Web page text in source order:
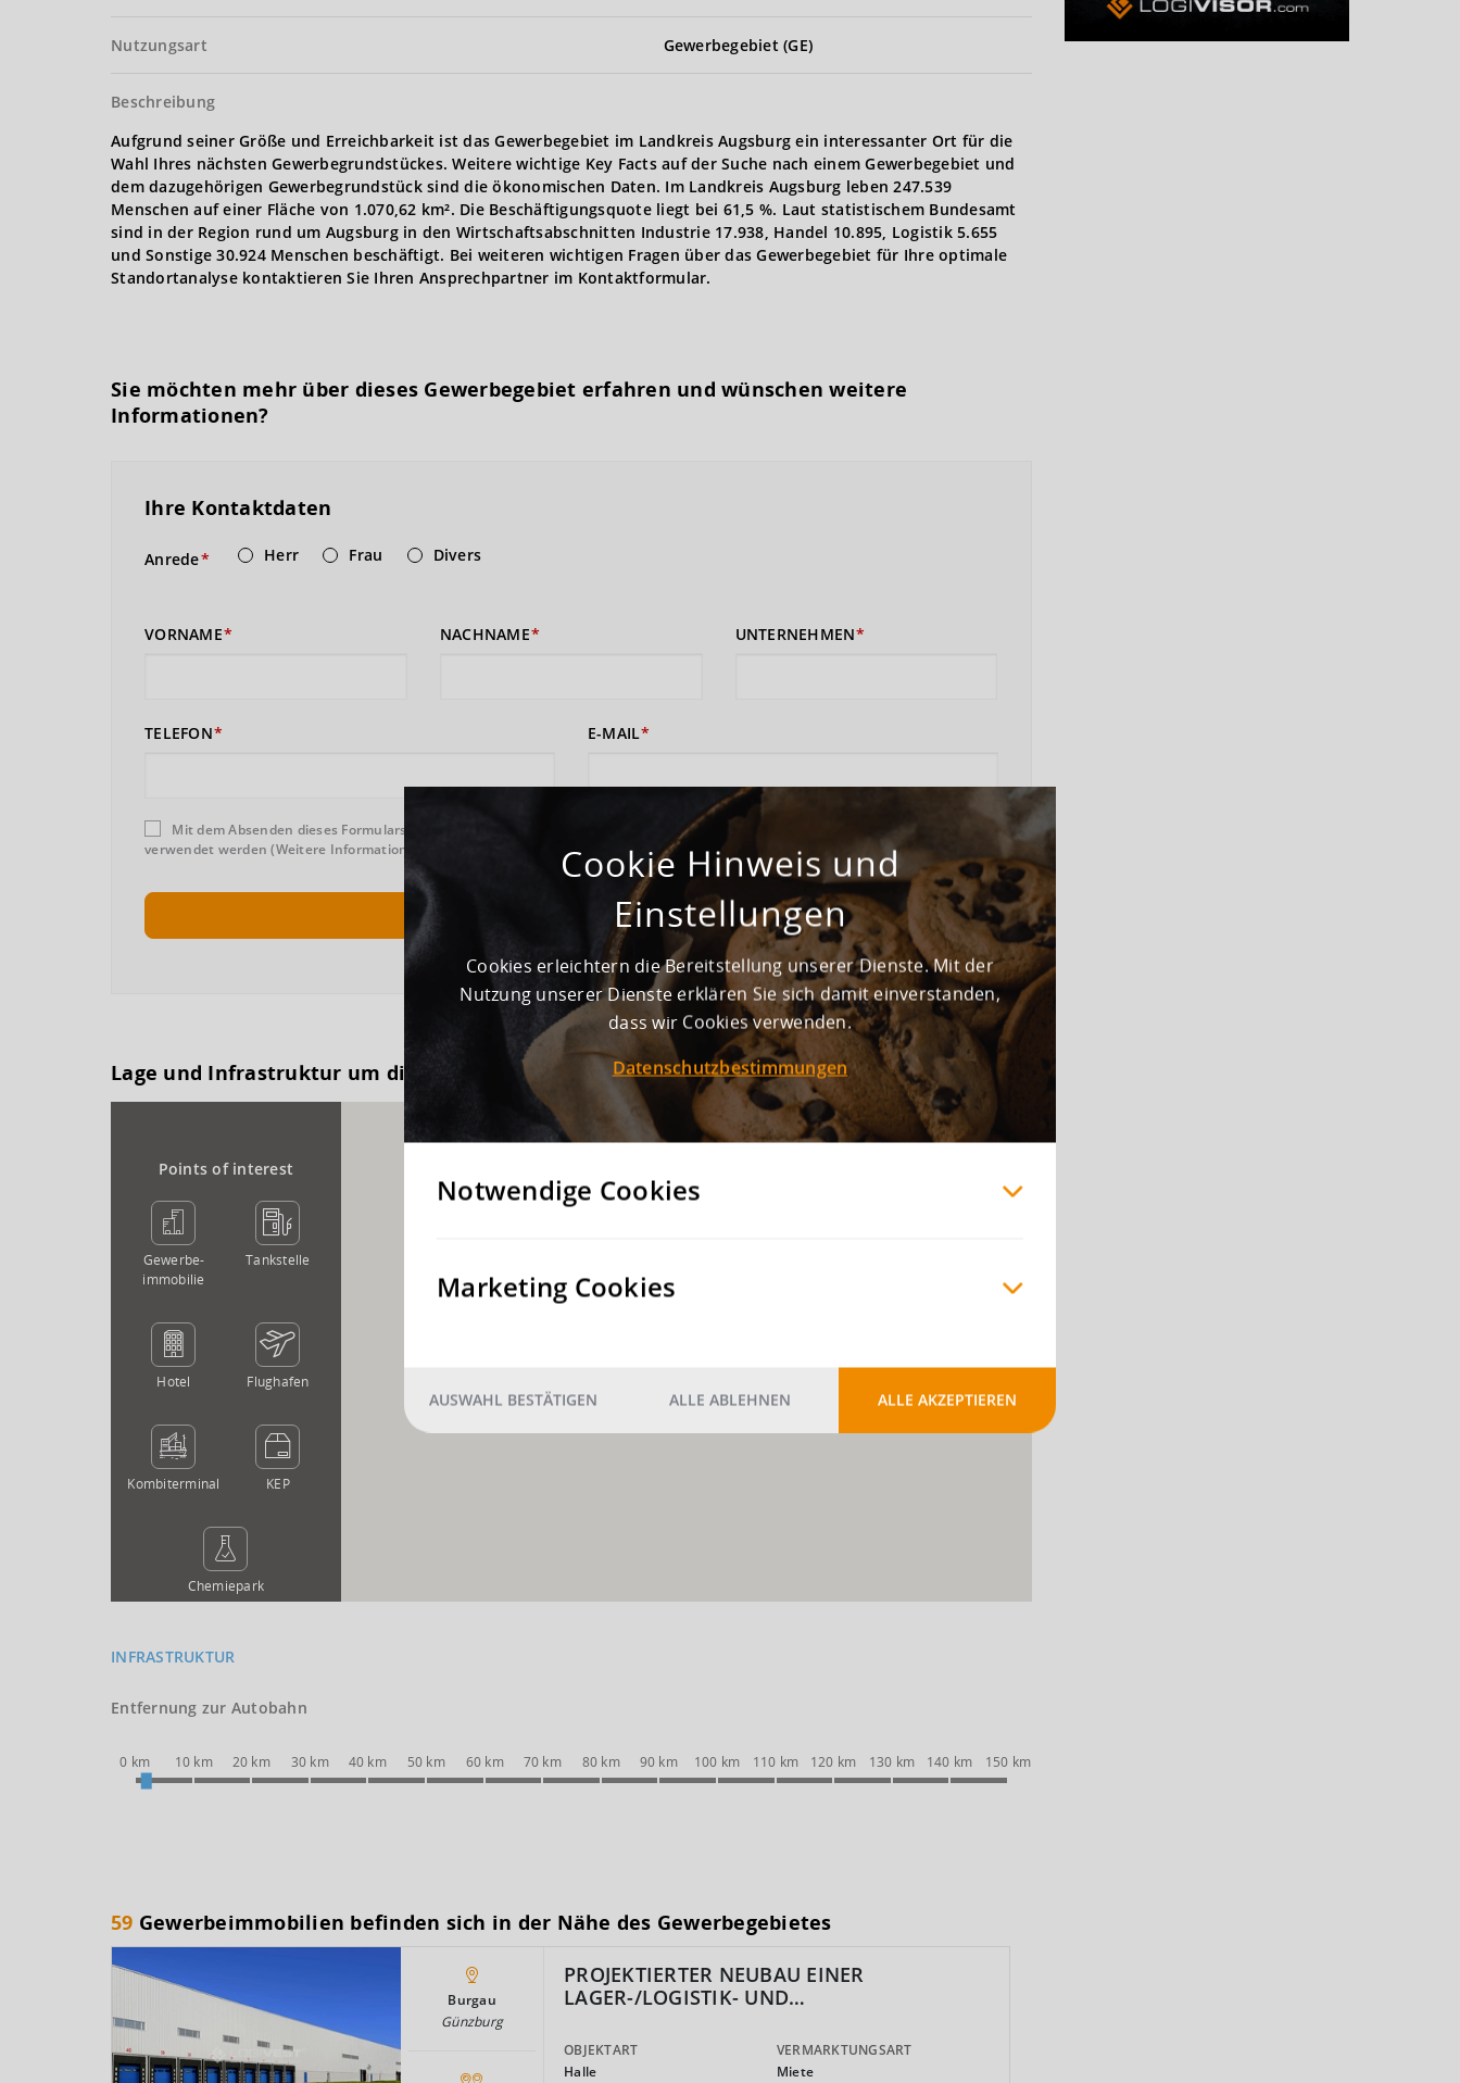
Nutzungsart Gewerbegebiet (GE)
Beschreibung
Aufgrund seiner Größe und Erreichbarkeit ist das Gewerbegebiet im Landkreis Augsburg ein interessanter Ort für die
Wahl Ihres nächsten Gewerbegrundstückes. Weitere wichtige Key Facts auf der Suche nach einem Gewerbegebiet und
dem dazugehörigen Gewerbegrundstück sind die ökonomischen Daten. Im Landkreis Augsburg leben 247.539
Menschen auf einer Fläche von 1.070,62 km². Die Beschäftigungsquote liegt bei 61,5 %. Laut statistischem Bundesamt
sind in der Region rund um Augsburg in den Wirtschaftsabschnitten Industrie 17.938, Handel 10.895, Logistik 5.655
und Sonstige 30.924 Menschen beschäftigt. Bei weiteren wichtigen Fragen über das Gewerbegebiet für Ihre optimale
Standortanalyse kontaktieren Sie Ihren Ansprechpartner im Kontaktformular.
Sie möchten mehr über dieses Gewerbegebiet erfahren und wünschen weitere
Informationen?
Ihre Kontaktdaten
Anrede Herr Frau Divers
VORNAME NACHNAME UNTERNEHMEN
TELEFON E-MAIL
Mit dem Absenden dieses Formulars erklären Sie sich damit einverstanden, dass Ihre Daten zur Bearbeitung Ihres Anliegens
verwendet werden (Weitere Informationen und Widerrufshinweise finden Sie in derDatenschutzerklärung und den AGB
Lage und Infrastruktur um dieses Gewerbegebiet
Points of interest
Gewerbe­
immobilie
Tankstelle
Hotel Flughafen
Kombi­terminal KEP
Chemie­park
INFRASTRUKTUR
Entfernung zur Autobahn
0 km 10 km 20 km 30 km 40 km 50 km 60 km 70 km 80 km 90 km 100 km 110 km 120 km 130 km 140 km 150 km
59 Gewerbeimmobilien befinden sich in der Nähe des Gewerbegebietes
Burgau
Günzburg
PROJEKTIERTER NEUBAU EINER
LAGER-/LOGISTIK- UND…
OBJEKTART
Halle
VERMARKTUNGSART
Miete
Cookie Hinweis und
Einstellungen
Cookies erleichtern die Bereitstellung unserer Dienste. Mit der
Nutzung unserer Dienste erklären Sie sich damit einverstanden,
dass wir Cookies verwenden.
Datenschutzbestimmungen
Notwendige Cookies
Marketing Cookies
AUSWAHL BESTÄTIGEN ALLE ABLEHNEN ALLE AKZEPTIEREN